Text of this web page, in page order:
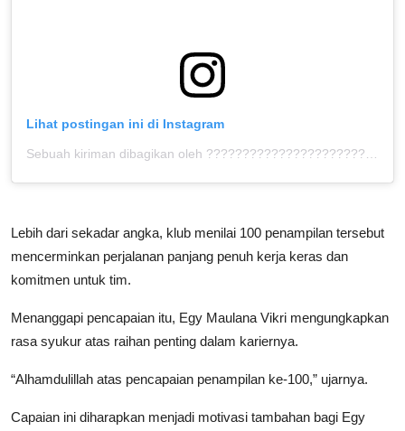
Lihat postingan ini di Instagram
Lebih dari sekadar angka, klub menilai 100 penampilan tersebut
mencerminkan perjalanan panjang penuh kerja keras dan
komitmen untuk tim.
Menanggapi pencapaian itu, Egy Maulana Vikri mengungkapkan
rasa syukur atas raihan penting dalam kariernya.
“Alhamdulillah atas pencapaian penampilan ke-100,” ujarnya.
Capaian ini diharapkan menjadi motivasi tambahan bagi Egy